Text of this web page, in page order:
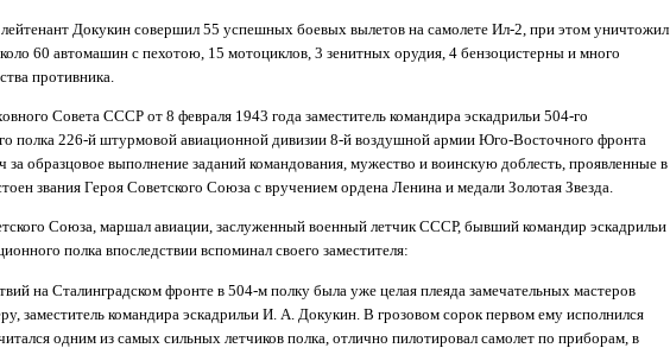
Докукин совершил 55 успешных боевых вылетов на самолете Ил-2, при этом уничтожил
60 автомашин с пехотою, 15 мотоциклов, 3 зенитных орудия, 4 бензоцистерны и много
противника.
Совета СССР от 8 февраля 1943 года заместитель командира эскадрильи 504-го
полка 226-й штурмовой авиационной дивизии 8-й воздушной армии Юго-Восточного фронта
образцовое выполнение заданий командования, мужество и воинскую доблесть, проявленные в
звания Героя Советского Союза с вручением ордена Ленина и медали Золотая Звезда.
Союза, маршал авиации, заслуженный военный летчик СССР, бывший командир эскадрильи
полка впоследствии вспоминал своего заместителя:
на Сталинградском фронте в 504-м полку была уже целая плеяда замечательных мастеров
заместитель командира эскадрильи И. А. Докукин. В грозовом сорок первом ему исполнился
одним из самых сильных летчиков полка, отлично пилотировал самолет по приборам, в